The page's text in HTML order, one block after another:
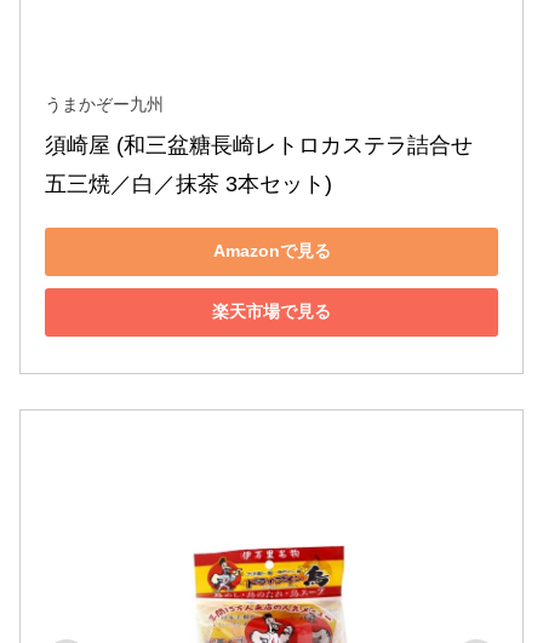
うまかぞー九州
須崎屋 (和三盆糖長崎レトロカステラ詰合せ
五三焼／白／抹茶 3本セット)
Amazonで見る
楽天市場で見る